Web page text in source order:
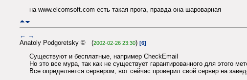
на www.elcomsoft.com есть такая прога, правда она шароварная
← →
Anatoly Podgoretsky © (2002-02-26 23:30) [6]
Существуют и бесплатные, например CheckEmail
Но это все мура, так как не существует гарантированного для этого
Все определяется сервером, вот сейчас проверил свой сервер на